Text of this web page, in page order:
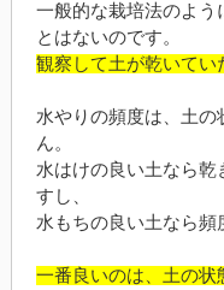
一般的な栽培法のよう
とはないのです。
観察して土が乾いてい
水やりの頻度は、土の
ん。
水はけの良い土なら乾
すし、
水もちの良い土なら頻
一番良いのは、土の状